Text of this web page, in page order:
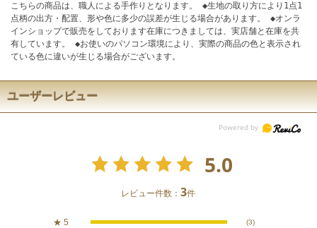
こちらの商品は、職人による手作りとなります。 ◆生地の取り方により1点1
点柄の出方・配置、形や色に多少の誤差が生じる場合があります。 ◆オンラ
インショップで販売をしております在庫につきましては、実店舗と在庫を共
有しています。 ◆お使いのパソコン環境により、実際の商品の色と表示され
ている色に違いが生じる場合がございます。
ユーザーレビュー
5.0
レビュー件数：3件
★ 5 (3)